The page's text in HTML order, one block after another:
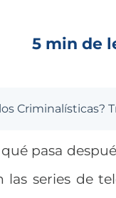
5 min de
pasa
series de